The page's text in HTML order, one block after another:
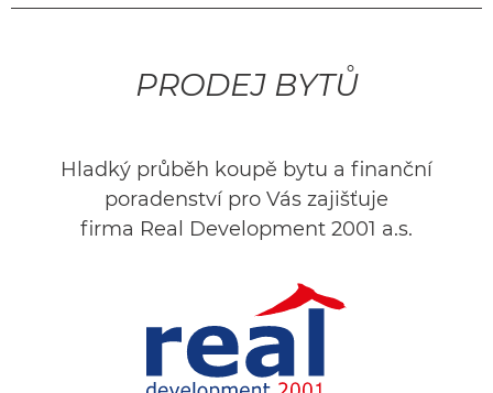
PRODEJ BYTŮ
Hladký průběh koupě bytu a finanční
poradenství pro Vás zajišťuje
firma Real Development 2001 a.s.